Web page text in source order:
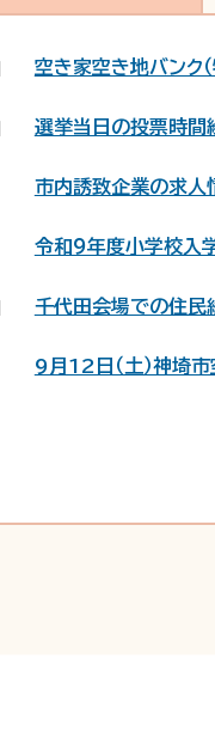
空き家空き地バンク
選挙当日の投票時間
市内誘致企業の求人
令和９年度小学校入
千代田会場での住民
9月12日（土）神埼市